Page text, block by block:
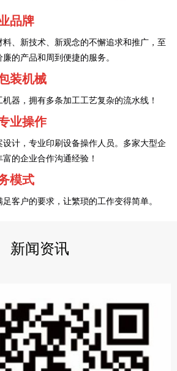
品牌
、新技术、新观念的不懈追求和推广，至
的产品和周到便捷的服务。
装机械
器，拥有多条加工工艺复杂的流水线！
业操作
计，专业印刷设备操作人员。多家大型企
的企业合作沟通经验！
模式
客户的要求，让繁琐的工作变得简单。
新闻资讯